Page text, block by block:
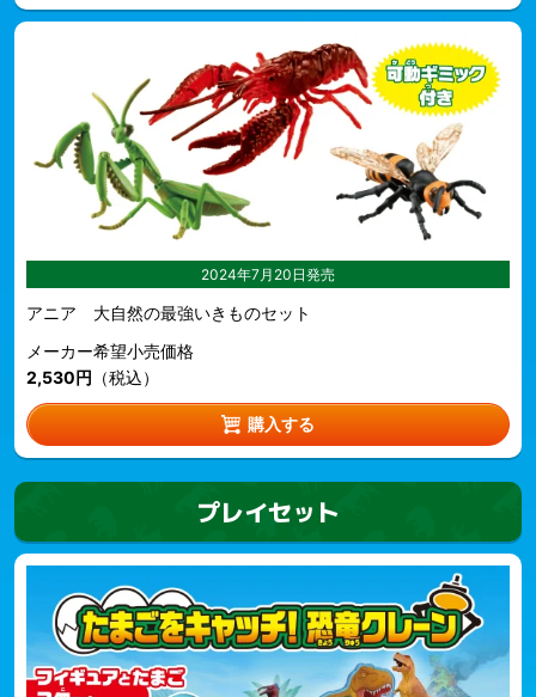
2024年7月20日発売
アニア 大自然の最強いきものセット
メーカー希望小売価格
2,530円
（税込）
購入する
プレイセット